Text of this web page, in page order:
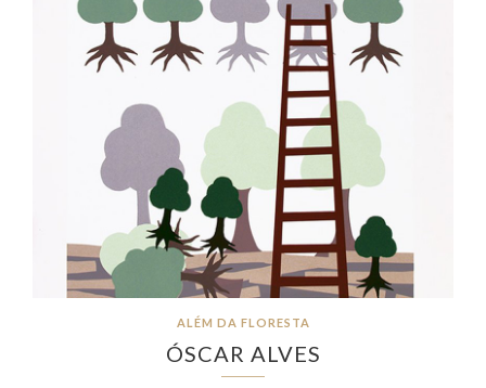
ALÉM DA FLORESTA
ÓSCAR ALVES